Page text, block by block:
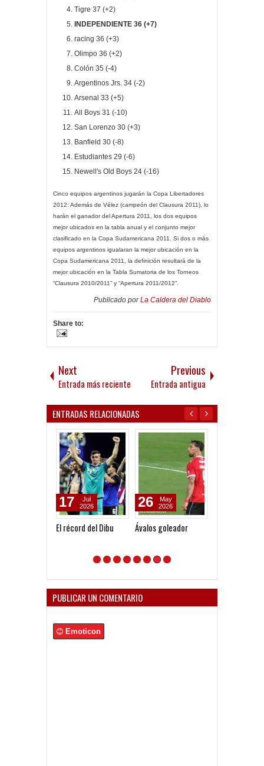
Tigre 37 (+2)
INDEPENDIENTE 36 (+7)
racing 36 (+3)
Olimpo 36 (+2)
Colón 35 (-4)
Argentinos Jrs. 34 (-2)
Arsenal 33 (+5)
All Boys 31 (-10)
San Lorenzo 30 (+3)
Banfield 30 (-8)
Estudiantes 29 (-6)
Newell's Old Boys 24 (-16)
Cinco equipos argentinos jugarán la Copa Libertadores
2012: Además de Vélez (campeón del Clausura 2011), lo
harán el ganador del Apertura 2011, los dos equipos
mejor ubicados en la tabla anual y el conjunto mejor
clasificado en la Copa Sudamericana 2011. Si dos o más
equipos argentinos igualaran la mejor ubicación en la
Copa Sudamericana 2011, la definición resultará de la
mejor ubicación en la Tabla Sumatoria de los Torneos
“Clausura 2010/2011” y “Apertura 2011/2012”.
Publicado porLa Caldera del Diablo
Share to:
Next
Entrada más reciente
Previous
Entrada antigua
ENTRADAS RELACIONADAS
El récord del Dibu
17
Jul
2026
Ávalos goleador
26
May
2026
PUBLICAR UN COMENTARIO
Emoticon